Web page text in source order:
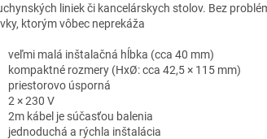
liniek či kancelárskych stolov. Bez
ktorým vôbec neprekáža
veľmi malá inštalačná hĺbka (cca 40 mm)
kompaktné rozmery (HxØ: cca 42,5 × 115 mm)
priestorovo úsporná
2 × 230 V
2m kábel je súčasťou balenia
jednoduchá a rýchla inštalácia